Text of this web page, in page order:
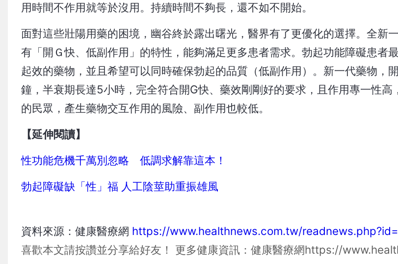
用時間不作用就等於沒用。持續時間不夠長，還不如不開始。
面對這些壯陽用藥的困境，幽谷終於露出曙光，醫界有了更優化的選擇。全新
有「開Ｇ快、低副作用」的特性，能夠滿足更多患者需求。勃起功能障礙患者
起效的藥物，並且希望可以同時確保勃起的品質（低副作用）。新一代藥物，
鐘，半衰期長達5小時，完全符合開G快、藥效剛剛好的要求，且作用專一性高
的民眾，產生藥物交互作用的風險、副作用也較低。
【延伸閱讀】
性功能危機千萬別忽略 低調求解靠這本！
勃起障礙缺「性」福 人工陰莖助重振雄風
資料來源：健康醫療網 https://www.healthnews.com.tw/
喜歡本文請按讚並分享給好友！
更多健康資訊：健康醫療網https://